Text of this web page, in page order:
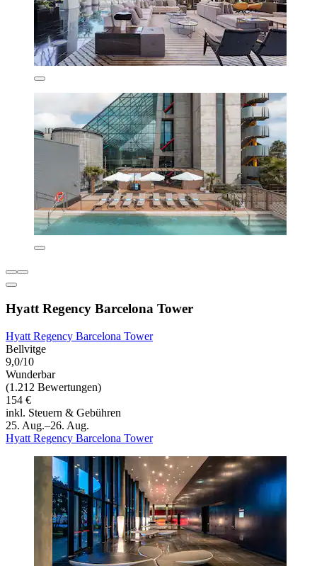
Hyatt Regency Barcelona Tower
Hyatt Regency Barcelona Tower
Bellvitge
9,0/10
Wunderbar
(1.212 Bewertungen)
154 €
inkl. Steuern & Gebühren
25. Aug.–26. Aug.
Hyatt Regency Barcelona Tower